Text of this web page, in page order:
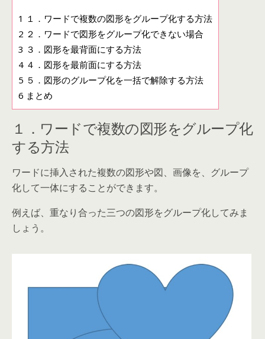
1 １．ワードで複数の図形をグループ化する方法
2 ２．ワードで図形をグループ化できない場合
3 ３．図形を最背面にする方法
4 ４．図形を最前面にする方法
5 ５．図形のグループ化を一括で解除する方法
6 まとめ
１．ワードで複数の図形をグループ化
する方法
ワードに挿入された複数の図形や図、画像を、グループ
化して一体にすることができます。
例えば、重なり合った三つの図形をグループ化してみま
しょう。